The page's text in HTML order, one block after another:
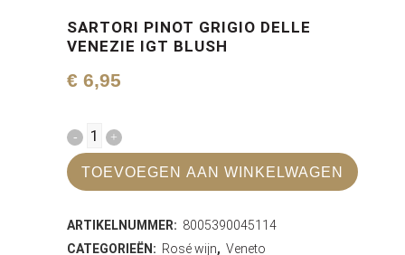
SARTORI PINOT GRIGIO DELLE
VENEZIE IGT BLUSH
€ 6,95
Sartori
Pinot
Delle
TOEVOEGEN AAN WINKELWAGEN
ARTIKELNUMMER: 8005390045114
CATEGORIEËN: Rosé wijn, Veneto